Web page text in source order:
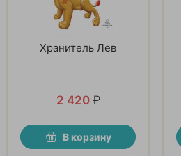
Хранитель Лев
2 420 ₽
В корзину